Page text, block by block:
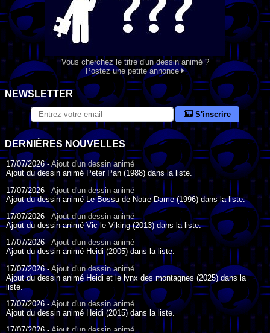
Vous cherchez le titre d'un dessin animé ?
Postez une petite annonce
NEWSLETTER
S'inscrire
DERNIÈRES NOUVELLES
17/07/2026 -Ajout d'un dessin animé
Ajout du dessin animé Peter Pan (1988) dans la liste.
17/07/2026 - Ajout d'un dessin animé
Ajout du dessin animé Le Bossu de Notre-Dame (1996) dans la liste.
17/07/2026 - Ajout d'un dessin animé
Ajout du dessin animé Vic le Viking (2013) dans la liste.
17/07/2026 -Ajout d'un dessin animé
Ajout du dessin animé Heidi (2005) dans la liste.
17/07/2026 - Ajout d'un dessin animé
Ajout du dessin animé Heidi et le lynx des montagnes (2025) dans la
liste.
17/07/2026 -Ajout d'un dessin animé
Ajout du dessin animé Heidi (2015) dans la liste.
17/07/2026 -Ajout d'un dessin animé